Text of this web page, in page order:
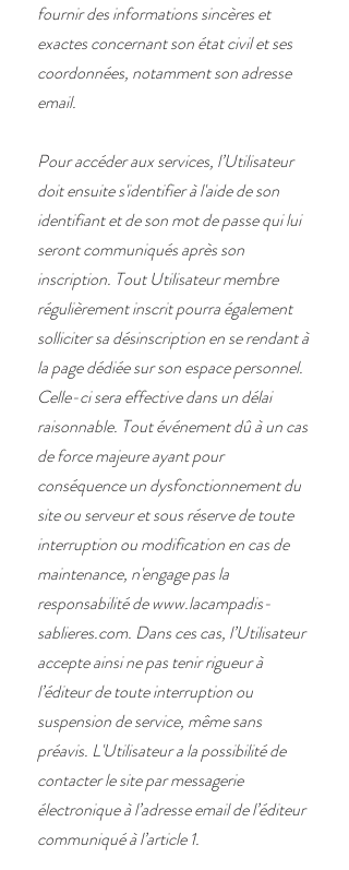
fournir des informations sincères et
exactes concernant son état civil et ses
coordonnées, notamment son adresse
email.
Pour accéder aux services, l’Utilisateur
doit ensuite s'identifier à l'aide de son
identifiant et de son mot de passe qui lui
seront communiqués après son
inscription. Tout Utilisateur membre
régulièrement inscrit pourra également
solliciter sa désinscription en se rendant à
la page dédiée sur son espace personnel.
Celle-ci sera effective dans un délai
raisonnable. Tout événement dû à un cas
de force majeure ayant pour
conséquence un dysfonctionnement du
site ou serveur et sous réserve de toute
interruption ou modification en cas de
maintenance, n'engage pas la
responsabilité dewww.lacampadis-
sablieres.com. Dans ces cas, l’Utilisateur
accepte ainsi ne pas tenir rigueur à
l’éditeur de toute interruption ou
suspension de service, même sans
préavis. L'Utilisateur a la possibilité de
contacter le site par messagerie
électronique à l’adresse email de l’éditeur
communiqué à l’article 1.